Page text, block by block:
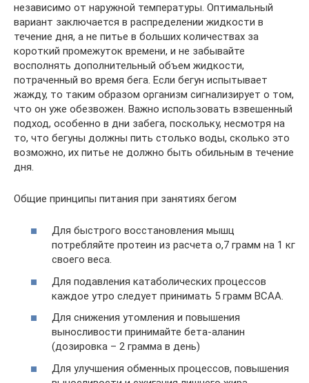
независимо от наружной температуры. Оптимальный
вариант заключается в распределении жидкости в
течение дня, а не питье в больших количествах за
короткий промежуток времени, и не забывайте
восполнять дополнительный объем жидкости,
потраченный во время бега. Если бегун испытывает
жажду, то таким образом организм сигнализирует о том,
что он уже обезвожен. Важно использовать взвешенный
подход, особенно в дни забега, поскольку, несмотря на
то, что бегуны должны пить столько воды, сколько это
возможно, их питье не должно быть обильным в течение
дня.
Общие принципы питания при занятиях бегом
Для быстрого восстановления мышц
потребляйте протеин из расчета о,7 грамм на 1 кг
своего веса.
Для подавления катаболических процессов
каждое утро следует принимать 5 грамм BCAA.
Для снижения утомления и повышения
выносливости принимайте бета-аланин
(дозировка – 2 грамма в день)
Для улучшения обменных процессов, повышения